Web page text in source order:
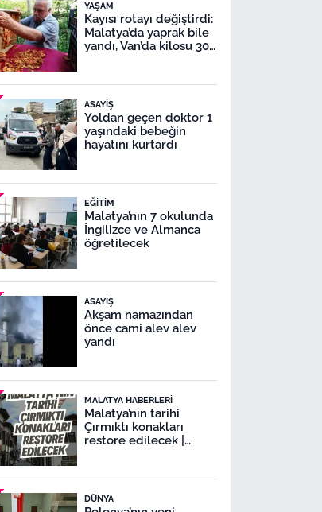
YAŞAM
Kayısı rotayı değiştirdi:
Malatya’da yaprak bile
yandı, Van’da kilosu 300
ASAYIŞ
Yoldan geçen doktor 1
yaşındaki bebeğin
hayatını kurtardı
EĞITIM
Malatya’nın 7 okulunda
İngilizce ve Almanca
öğretilecek
ASAYIŞ
Akşam namazından
önce cami alev alev
yandı
MALATYA HABERLERI
Malatya’nın tarihi
Çırmıktı konakları
restore edilecek |
restorasyon
DÜNYA